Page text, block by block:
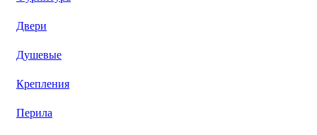
Двери
Душевые
Крепления
Перила